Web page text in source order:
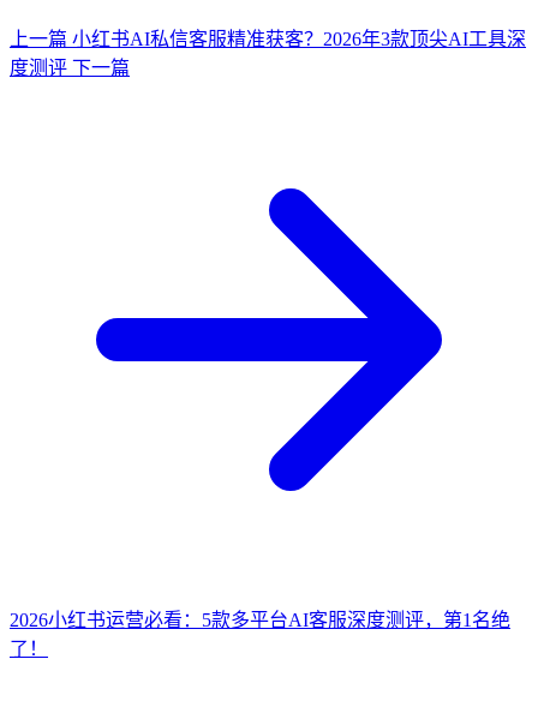
上一篇 小红书AI私信客服精准获客？2026年3款顶尖AI工具深
度测评 下一篇
2026小红书运营必看：5款多平台AI客服深度测评，第1名绝
了！